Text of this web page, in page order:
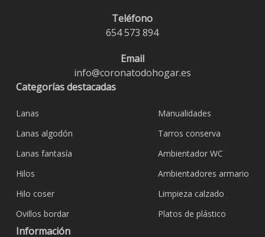
Teléfono
654 573 894
Email
info@coronatodohogar.es
Categorías destacadas
Lanas
Lanas algodón
Lanas fantasía
Hilos
Hilo coser
Ovillos bordar
Manualidades
Tarros conserva
Ambientador WC
Ambientadores armario
Limpieza calzado
Platos de plástico
Información